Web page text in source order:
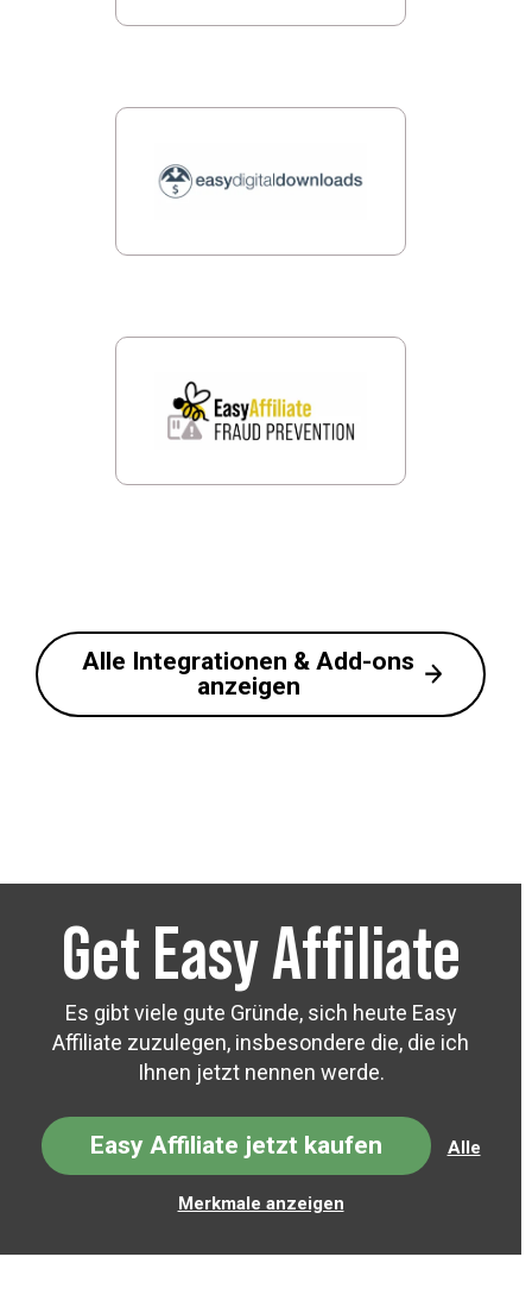
Alle Integrationen & Add-ons
anzeigen
Get Easy Affiliate
Es gibt viele gute Gründe, sich heute Easy
Affiliate zuzulegen, insbesondere die, die ich
Ihnen jetzt nennen werde.
Easy Affiliate jetzt kaufen Alle
Merkmale anzeigen